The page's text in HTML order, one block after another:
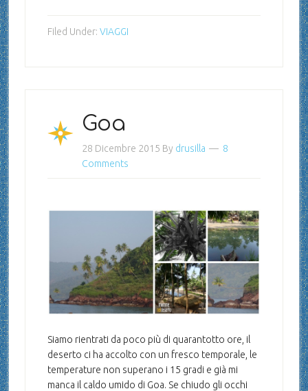
Filed Under: VIAGGI
Goa
28 Dicembre 2015 By drusilla
8
Comments
Siamo rientrati da poco più di quarantotto ore, il
deserto ci ha accolto con un fresco temporale, le
temperature non superano i 15 gradi e già mi
manca il caldo umido di Goa. Se chiudo gli occhi